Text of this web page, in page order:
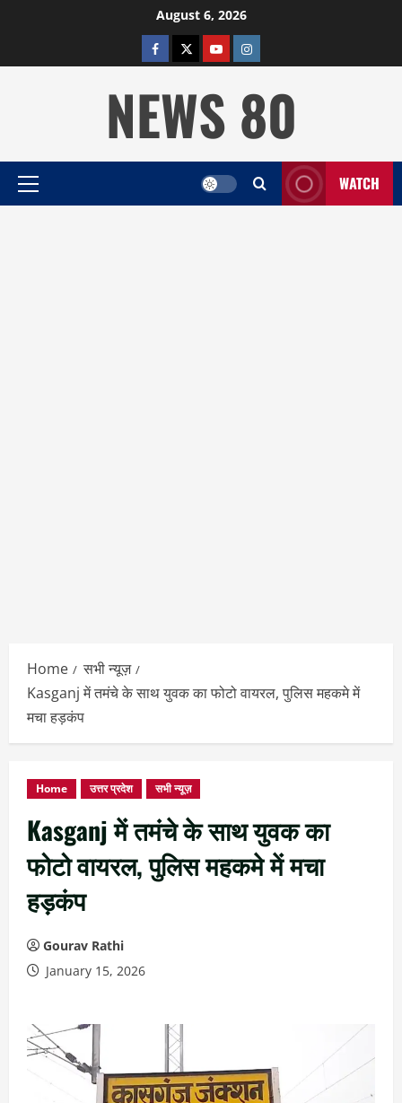
August 6, 2026
facebooktwitterYOUTUBE
instagram
NEWS 80
Primary
WATCH
Home
सभी न्यूज़
Kasganj में तमंचे के साथ युवक का फोटो वायरल, पुलिस महकमे में
मचा हड़कंप
Home उत्तर प्रदेश सभी न्यूज़
Kasganj में तमंचे के साथ युवक का
फोटो वायरल, पुलिस महकमे में मचा
हड़कंप
Gourav Rathi
January 15, 2026